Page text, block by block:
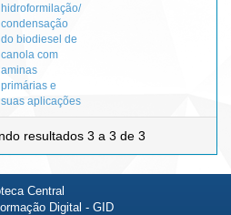
hidroformilação/
condensação
do biodiesel de
canola com
aminas
primárias e
suas aplicações
resultados 3 a 3 de 3
Central
Digital - GID